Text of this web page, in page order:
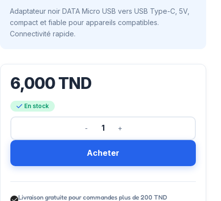
Adaptateur noir DATA Micro USB vers USB Type-C, 5V,
compact et fiable pour appareils compatibles.
Connectivité rapide.
6,000TND
En stock
Acheter
Livraison gratuite pour commandes plus de 200 TND